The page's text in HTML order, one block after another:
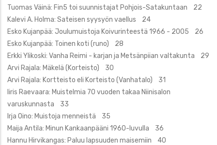
Tuomas Väinä: Fin5 toi suunnistajat Pohjois-Satakuntaan 22
Kalevi A. Holma: Sateisen syysyön vaellus 24
Esko Kujanpää: Joulumuistoja Koivurinteestä 1966 - 2005 26
Esko Kujanpää: Toinen koti (runo) 28
Erkki Ylikoski: Vanha Reimi - karjan ja Metsänpiian valtakunta 29
Arvi Rajala: Mäkelä (Korteisto) 30
Arvi Rajala: Kortteisto eli Korteisto (Vanhatalo) 31
Iiris Raevaara: Muistelmia 70 vuoden takaa Niinisalon
varuskunnasta 33
Irja Oino: Muistoja menneistä 35
Maija Antila: Minun Kankaanpääni 1960-luvulla 36
Hannu Hirvikangas: Paluu lapsuuden maisemiin 40